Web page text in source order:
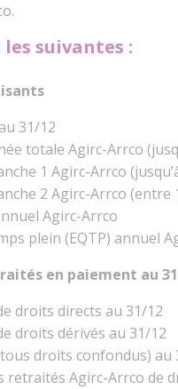
suivantes :
31/12
totale Agirc-Arrco
1 Agirc-Arrco
2 Agirc-Arrco (entre
Agirc-Arrco
plein (EQTP) annuel
en paiement au 31
droits directs au 31/12
droits dérivés au 31/12
droits confondus) au
retraités Agirc-Arrco de